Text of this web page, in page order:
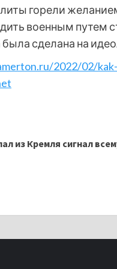
горели
военным путем
сделана на
2022/02/
из Кремля сигнал